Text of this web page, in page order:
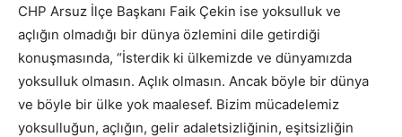
CHP Arsuz İlçe Başkanı Faik Çekin ise yoksulluk ve
açlığın olmadığı bir dünya özlemini dile getirdiği
konuşmasında, “İsterdik ki ülkemizde ve dünyamızda
yoksulluk olmasın. Açlık olmasın. Ancak böyle bir dünya
ve böyle bir ülke yok maalesef. Bizim mücadelemiz
yoksulluğun, açlığın, gelir adaletsizliğinin, eşitsizliğin